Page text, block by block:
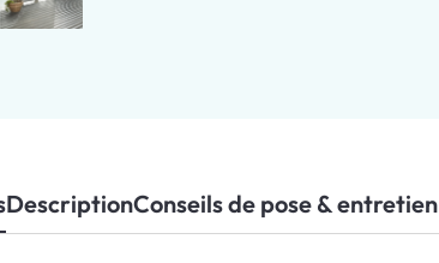
DescriptionConseils de pose & entretien